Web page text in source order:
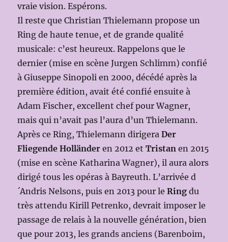
vraie vision. Espérons.
Il reste que Christian Thielemann propose un
Ring de haute tenue, et de grande qualité
musicale: c’est heureux. Rappelons que le
dernier (mise en scène Jurgen Schlimm) confié
à Giuseppe Sinopoli en 2000, décédé après la
première édition, avait été confié ensuite à
Adam Fischer, excellent chef pour Wagner,
mais qui n’avait pas l’aura d’un Thielemann.
Après ce Ring, Thielemann dirigeraDer
Fliegende Holländer en 2012 etTristan en 2015
(mise en scène Katharina Wagner), il aura alors
dirigé tous les opéras à Bayreuth. L’arrivée d
´Andris Nelsons, puis en 2013 pour leRing du
très attendu Kirill Petrenko, devrait imposer le
passage de relais à la nouvelle génération, bien
que pour 2013, les grands anciens (Barenboim,